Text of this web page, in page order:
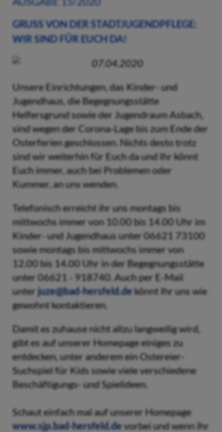
GRUSS VON DER STADTJUGENDPFLEGE: W
IR SIND FÜR EUCH DA!
07.04.2020
Unsere Einrichtungen, das Kinder- und
Jugendhaus, die Begegnungsstätte
Helfersgrund sowie der Jugendraum Asbach,
sind wegen der Corona-Lage bis zum Ende der
Osterferien geschlossen. Nichts desto trotz
sind wir weiterhin für Euch da und Ihr könnt
Euch immer, auch bei Problemen oder
Kummer, an uns wenden.
Telefonisch erreicht ihr uns montags bis
mittwochs immer von 10.00 bis 14.00 Uhr im
Kinder- und Jugendhaus unter 06621 73100
sowie montags bis mittwochs immer von
12.00 bis 14.00 Uhr in der Begegnungsstätte
unter 06621 - 918740. Auch per E-Mail
unter juze@bad-hersfeld.dekönnt Ihr uns wie
gewohnt kontaktieren.
Damit es zuhause nicht allzu langweilig wird,
gibt es auf unserer Homepage einiges zu
entdecken, unter anderem ein Ostereier-
Suchspiel für Kids sowie viele verschiedene
Beschäftigungs- und Spielideen.
Schaut einfach mal auf unserer Homepage
www.sjp.bad-hersfeld.devorbei und wenn Ihr